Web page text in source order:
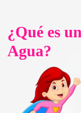
¿Qué es
Agua?